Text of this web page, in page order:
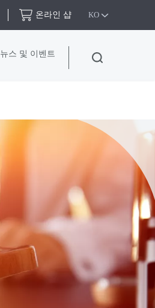
온라인 샵 KO
뉴스 및 이벤트